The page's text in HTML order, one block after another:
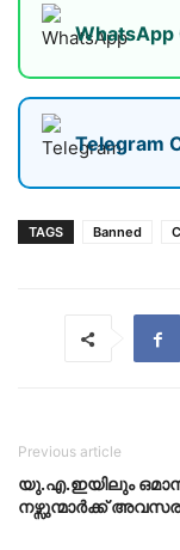
WhatsApp
Telegram
TAGS Banned
Previous article
യു.എ.ഇയിലും
നഴ്സുന്മാർക്ക്